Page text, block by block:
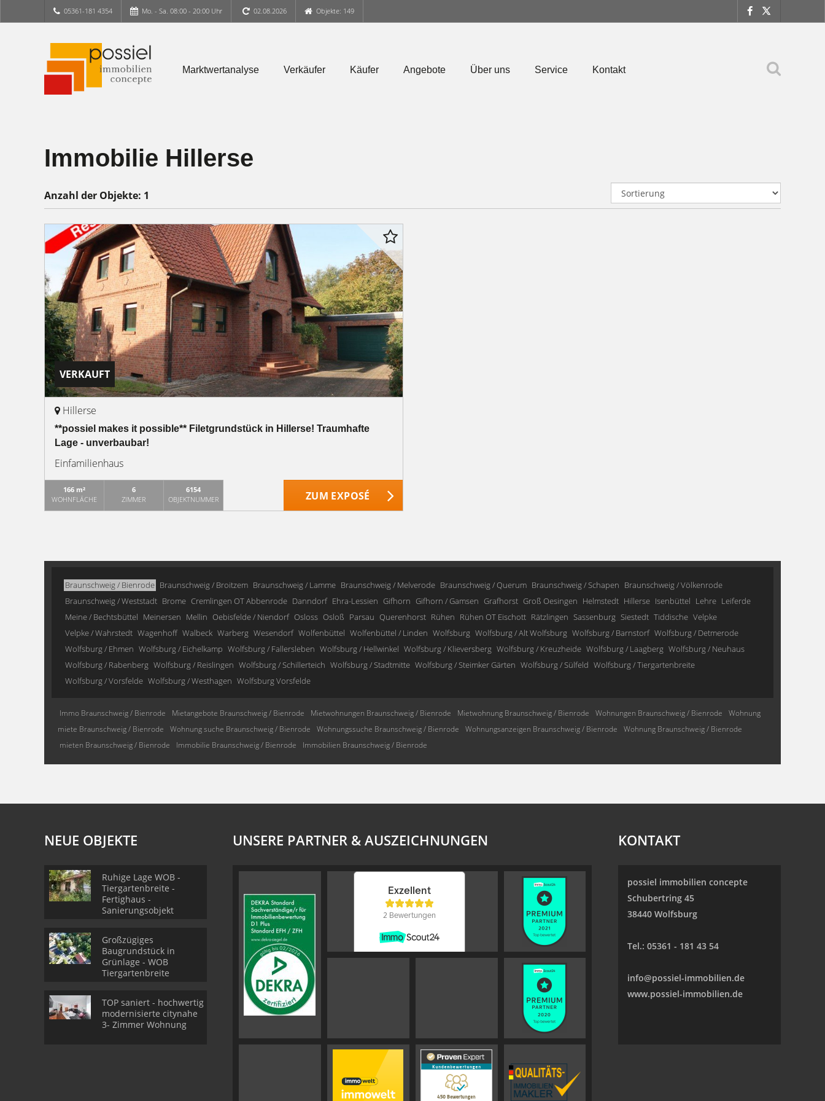
05361-181 4354 Mo. - Sa. 08:00 - 20:00 Uhr 02.08.2026 Objekte: 149
Marktwertanalyse Verkäufer Käufer Angebote Über uns Service Kontakt
Immobilie Hillerse
Anzahl der Objekte: 1
VERKAUFT
Hillerse
**possiel makes it possible** Filetgrundstück in Hillerse! Traumhafte
Lage - unverbaubar!
Einfamilienhaus
166 m²
WOHNFLÄCHE
6
ZIMMER
6154
OBJEKTNUMMER
ZUM EXPOSÉ
Braunschweig / Bienrode Braunschweig / Broitzem Braunschweig / Lamme Braunschweig / Melverode Braunschweig / Querum Braunschweig / Schapen Braunschweig / Völkenrode
Braunschweig / Weststadt Brome Cremlingen OT Abbenrode Danndorf Ehra-Lessien Gifhorn Gifhorn / Gamsen Grafhorst Groß Oesingen Helmstedt Hillerse Isenbüttel Lehre Leiferde
Meine / Bechtsbüttel Meinersen Mellin Oebisfelde / Niendorf Osloss Osloß Parsau Querenhorst Rühen Rühen OT Eischott Rätzlingen Sassenburg Siestedt Tiddische Velpke
Velpke / Wahrstedt Wagenhoff Walbeck Warberg Wesendorf Wolfenbüttel Wolfenbüttel / Linden Wolfsburg Wolfsburg / Alt Wolfsburg Wolfsburg / Barnstorf Wolfsburg / Detmerode
Wolfsburg / Ehmen Wolfsburg / Eichelkamp Wolfsburg / Fallersleben Wolfsburg / Hellwinkel Wolfsburg / Klieversberg Wolfsburg / Kreuzheide Wolfsburg / Laagberg Wolfsburg / Neuhaus
Wolfsburg / Rabenberg Wolfsburg / Reislingen Wolfsburg / Schillerteich Wolfsburg / Stadtmitte Wolfsburg / Steimker Gärten Wolfsburg / Sülfeld Wolfsburg / Tiergartenbreite
Wolfsburg / Vorsfelde Wolfsburg / Westhagen Wolfsburg Vorsfelde
Immo Braunschweig / Bienrode Mietangebote Braunschweig / Bienrode Mietwohnungen Braunschweig / Bienrode Mietwohnung Braunschweig / Bienrode Wohnungen Braunschweig / Bienrode
Wohnung
miete Braunschweig / Bienrode
Wohnung suche Braunschweig / Bienrode Wohnungssuche Braunschweig / Bienrode Wohnungsanzeigen Braunschweig / Bienrode
Wohnung Braunschweig / Bienrode
mieten Braunschweig / Bienrode
Immobilie Braunschweig / Bienrode Immobilien Braunschweig / Bienrode
NEUE OBJEKTE
Ruhige Lage WOB -
Tiergartenbreite -
Fertighaus -
Sanierungsobjekt
Großzügiges
Baugrundstück in
Grünlage - WOB
Tiergartenbreite
TOP saniert - hochwertig
modernisierte citynahe
3- Zimmer Wohnung
UNSERE PARTNER & AUSZEICHNUNGEN KONTAKT
possiel immobilien concepte
Schubertring 45
38440 Wolfsburg
Tel.: 05361 - 181 43 54
info@possiel-immobilien.de
www.possiel-immobilien.de